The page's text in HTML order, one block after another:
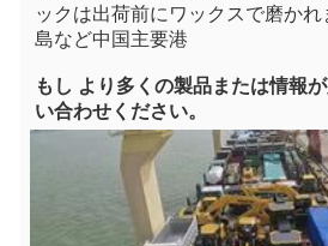
ックは出荷前にワックスで磨か
島など中国主要港
もし より多くの製品または情報
い合わせください。